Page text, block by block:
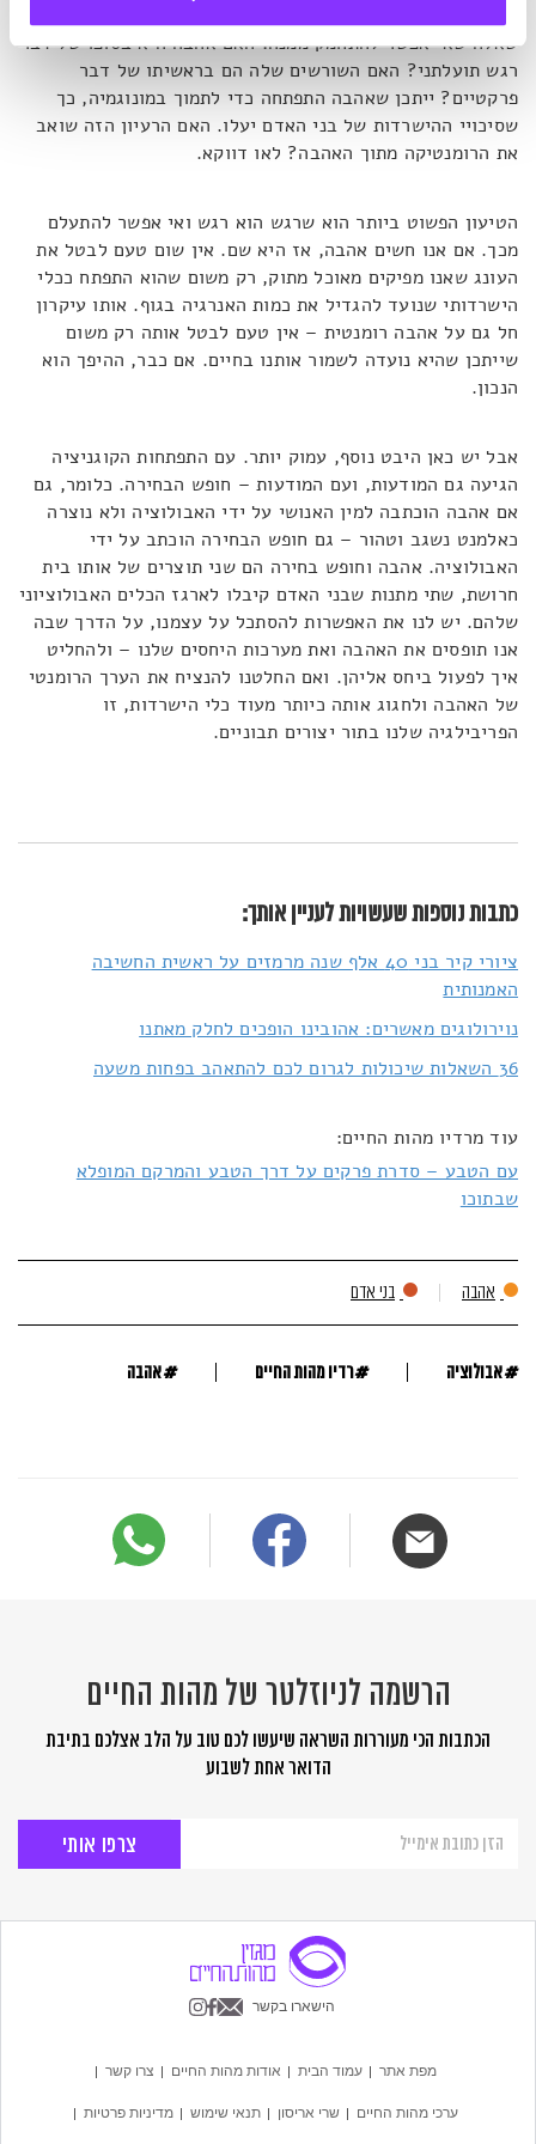
שאלה שאי אפשר להתחמק ממנה: האם אהבה היא בסופו של דבר
רגש תועלתני? האם השורשים שלה הם בראשיתו של דבר
פרקטיים? ייתכן שאהבה התפתחה כדי לתמוך במונוגמיה, כך
שסיכויי ההישרדות של בני האדם יעלו. האם הרעיון הזה שואב
את הרומנטיקה מתוך האהבה? לאו דווקא.
הטיעון הפשוט ביותר הוא שרגש הוא רגש ואי אפשר להתעלם
מכך. אם אנו חשים אהבה, אז היא שם. אין שום טעם לבטל את
העונג שאנו מפיקים מאוכל מתוק, רק משום שהוא התפתח ככלי
הישרדותי שנועד להגדיל את כמות האנרגיה בגוף. אותו עיקרון
חל גם על אהבה רומנטית – אין טעם לבטל אותה רק משום
שייתכן שהיא נועדה לשמור אותנו בחיים. אם כבר, ההיפך הוא
הנכון.
אבל יש כאן היבט נוסף, עמוק יותר. עם התפתחות הקוגניציה
הגיעה גם המודעות, ועם המודעות – חופש הבחירה. כלומר, גם
אם אהבה הוכתבה למין האנושי על ידי האבולוציה ולא נוצרה
כאלמנט נשגב וטהור – גם חופש הבחירה הוכתב על ידי
האבולוציה. אהבה וחופש בחירה הם שני תוצרים של אותו בית
חרושת, שתי מתנות שבני האדם קיבלו לארגז הכלים האבולוציוני
שלהם. יש לנו את האפשרות להסתכל על עצמנו, על הדרך שבה
אנו תופסים את האהבה ואת מערכות היחסים שלנו – ולהחליט
איך לפעול ביחס אליהן. ואם החלטנו להנציח את הערך הרומנטי
של האהבה ולחגוג אותה כיותר מעוד כלי הישרדות, זו
הפריבילגיה שלנו בתור יצורים תבוניים.
כתבות נוספות שעשויות לעניין אותך:
ציורי קיר בני 40 אלף שנה מרמזים על ראשית החשיבה
האמנותית
נוירולוגים מאשרים: אהובינו הופכים לחלק מאתנו
36 השאלות שיכולות לגרום לכם להתאהב בפחות משעה
עוד מרדיו מהות החיים:
עם הטבע – סדרת פרקים על דרך הטבע והמרקם המופלא
שבתוכו
אהבה בני אדם
#אבולוציה #רדיו מהות החיים #אהבה
הרשמה לניוזלטר של מהות החיים
הכתבות הכי מעוררות השראה שיעשו לכם טוב על הלב אצלכם בתיבת
הדואר אחת לשבוע
לניוזלטר
החיים
הישארו בקשר
מפת אתר עמוד הבית אודות מהות החיים צרו קשר
ערכי מהות החיים שרי אריסון תנאי שימוש מדיניות פרטיות